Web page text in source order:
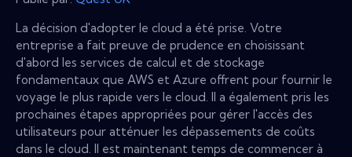
La décision d'adopter le cloud a été prise. Votre
entreprise a fait preuve de prudence en choisissant
d'abord les services de calcul et de stockage
fondamentaux que AWS et Azure offrent pour fournir le
voyage le plus rapide vers le cloud. Il a également pris les
prochaines étapes appropriées pour gérer l'accès des
utilisateurs pour atténuer les dépassements de coûts
dans le cloud. Il est maintenant temps de commencer à